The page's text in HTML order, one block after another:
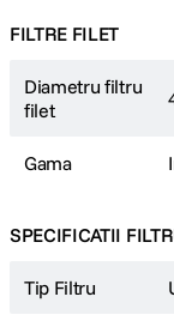
Protectie suprema
durabil, filtrele Irix
oricine doreste o
FILTRE FILET
Diametru filtru
filet
Gama
SPECIFICATII
Tip Filtru